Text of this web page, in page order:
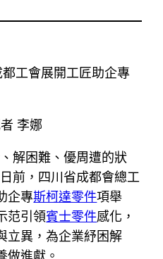
工會展開工匠助企專
李娜
解困難、優周遭的狀
前，四川省成都會總工
企專斯柯達零件項舉
范引領賓士零件感化，
立異，為企業紓困解
做進獻。